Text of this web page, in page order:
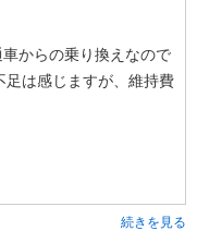
からの乗り換えなので
足は感じますが、維持費
続きを見る